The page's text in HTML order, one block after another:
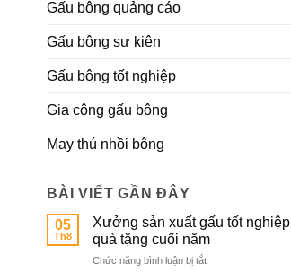
Gấu bông quảng cáo
Gấu bông sự kiện
Gấu bông tốt nghiệp
Gia công gấu bông
May thú nhồi bông
BÀI VIẾT GẦN ĐÂY
05
Th8
Xưởng sản xuất gấu tốt nghiệp
quà tặng cuối năm
Chức năng bình luận bị tắtở